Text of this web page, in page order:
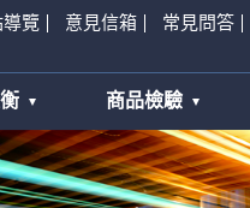
覽 意見信箱 常見問答
商品檢驗